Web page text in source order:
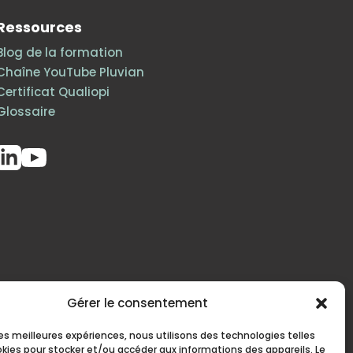
Gérer le consentement
meilleures expériences, nous utilisons des technologies telles
pour stocker et/ou accéder aux informations des appareils. Le
de la formation
YouTube Pluvian
Qualiopi